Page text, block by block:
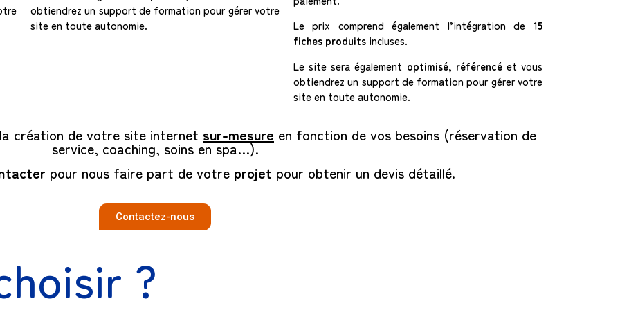
obtiendrez un support de formation pour gérer votre
site en toute autonomie.
Le prix comprend également l’intégration de 15
fiches produitsincluses.
Le site sera également optimisé, référencéet vous
obtiendrez un support de formation pour gérer votre
site en toute autonomie.
création de votre site internet sur-mesure en fonction de vos besoins (réservation de
service, coaching, soins en spa…).
pour nous faire part de votre projet pour obtenir un devis détaillé.
Contactez-nous
?